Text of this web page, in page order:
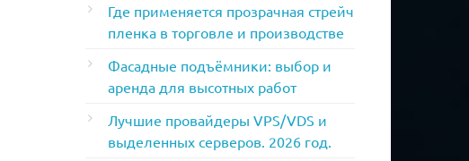
Где применяется прозрачная стрейч
пленка в торговле и производстве
Фасадные подъёмники: выбор и
аренда для высотных работ
Лучшие провайдеры VPS/VDS и
выделенных серверов. 2026 год.